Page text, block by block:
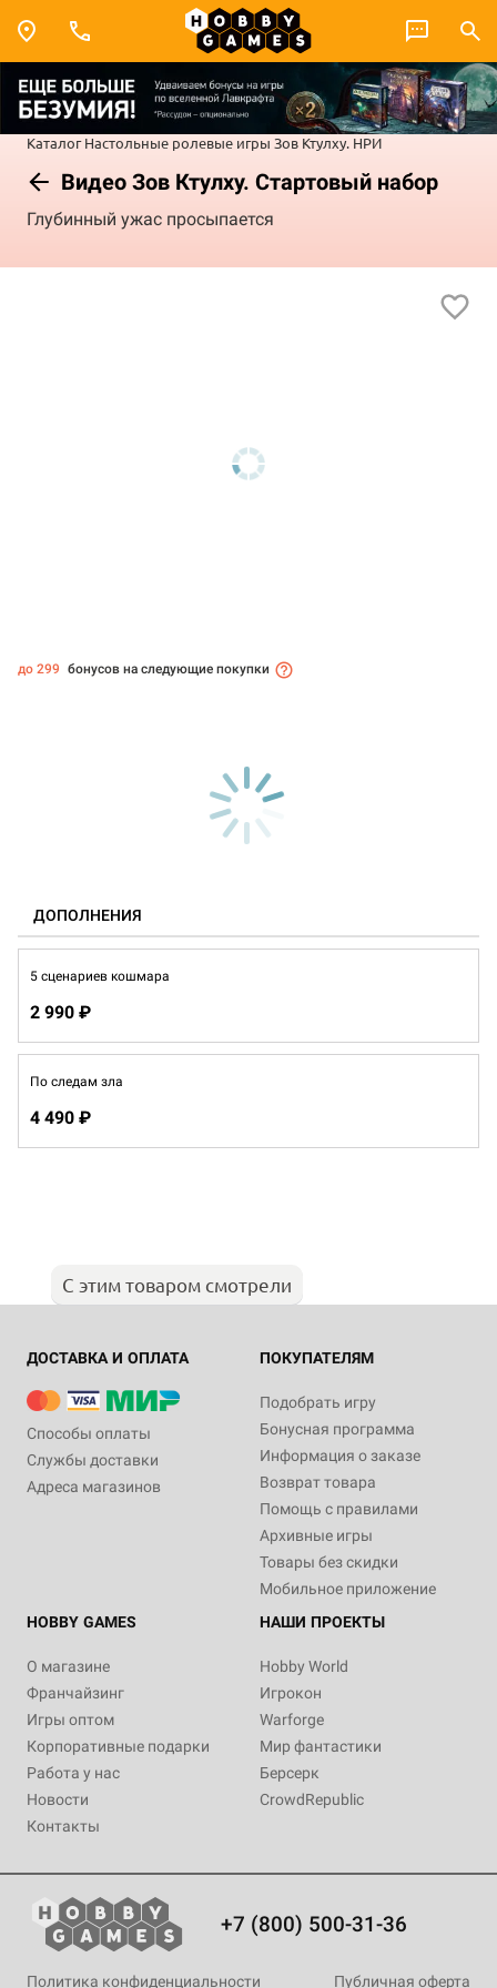
Каталог Настольные ролевые игры Зов Ктулху. НРИ
Видео Зов Ктулху. Стартовый набор
Глубинный ужас просыпается
до 299 бонусов на следующие покупки
ДОПОЛНЕНИЯ
5 сценариев кошмара
2 990 ₽
По следам зла
4 490 ₽
С этим товаром смотрели
ДОСТАВКА И ОПЛАТА
Способы оплаты
Службы доставки
Адреса магазинов
ПОКУПАТЕЛЯМ
Подобрать игру
Бонусная программа
Информация о заказе
Возврат товара
Помощь с правилами
Архивные игры
Товары без скидки
Мобильное приложение
HOBBY GAMES
О магазине
Франчайзинг
Игры оптом
Корпоративные подарки
Работа у нас
Новости
Контакты
НАШИ ПРОЕКТЫ
Hobby World
Игрокон
Warforge
Мир фантастики
Берсерк
CrowdRepublic
+7 (800) 500-31-36
Политика конфиденциальности Публичная оферта